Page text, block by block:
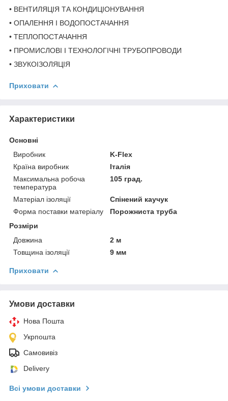
• ВЕНТИЛЯЦІЯ ТА КОНДИЦІОНУВАННЯ
• ОПАЛЕННЯ І ВОДОПОСТАЧАННЯ
• ТЕПЛОПОСТАЧАННЯ
• ПРОМИСЛОВІ І ТЕХНОЛОГІЧНІ ТРУБОПРОВОДИ
• ЗВУКОІЗОЛЯЦІЯ
Приховати
Характеристики
Основні
Виробник
K-Flex
Країна виробник
Італія
Максимальна робоча
температура
105 град.
Матеріал ізоляції
Спінений каучук
Форма поставки матеріалу
Порожниста труба
Розміри
Довжина
2 м
Товщина ізоляції
9 мм
Приховати
Умови доставки
Нова Пошта
Укрпошта
Самовивіз
Delivery
Всі умови доставки